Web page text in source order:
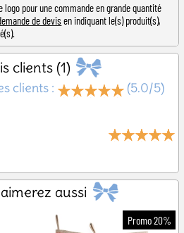
pour une commande en grande quantité
de devisen indiquant le(s) produit(s),
clients (1)
clients : (5.0/5)
aussi